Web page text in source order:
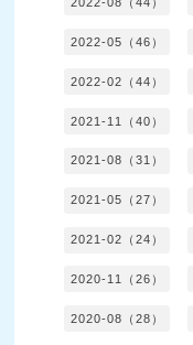
2022-05（46）
2022-02（44）
2021-11（40）
2021-08（31）
2021-05（27）
2021-02（24）
2020-11（26）
2020-08（28）